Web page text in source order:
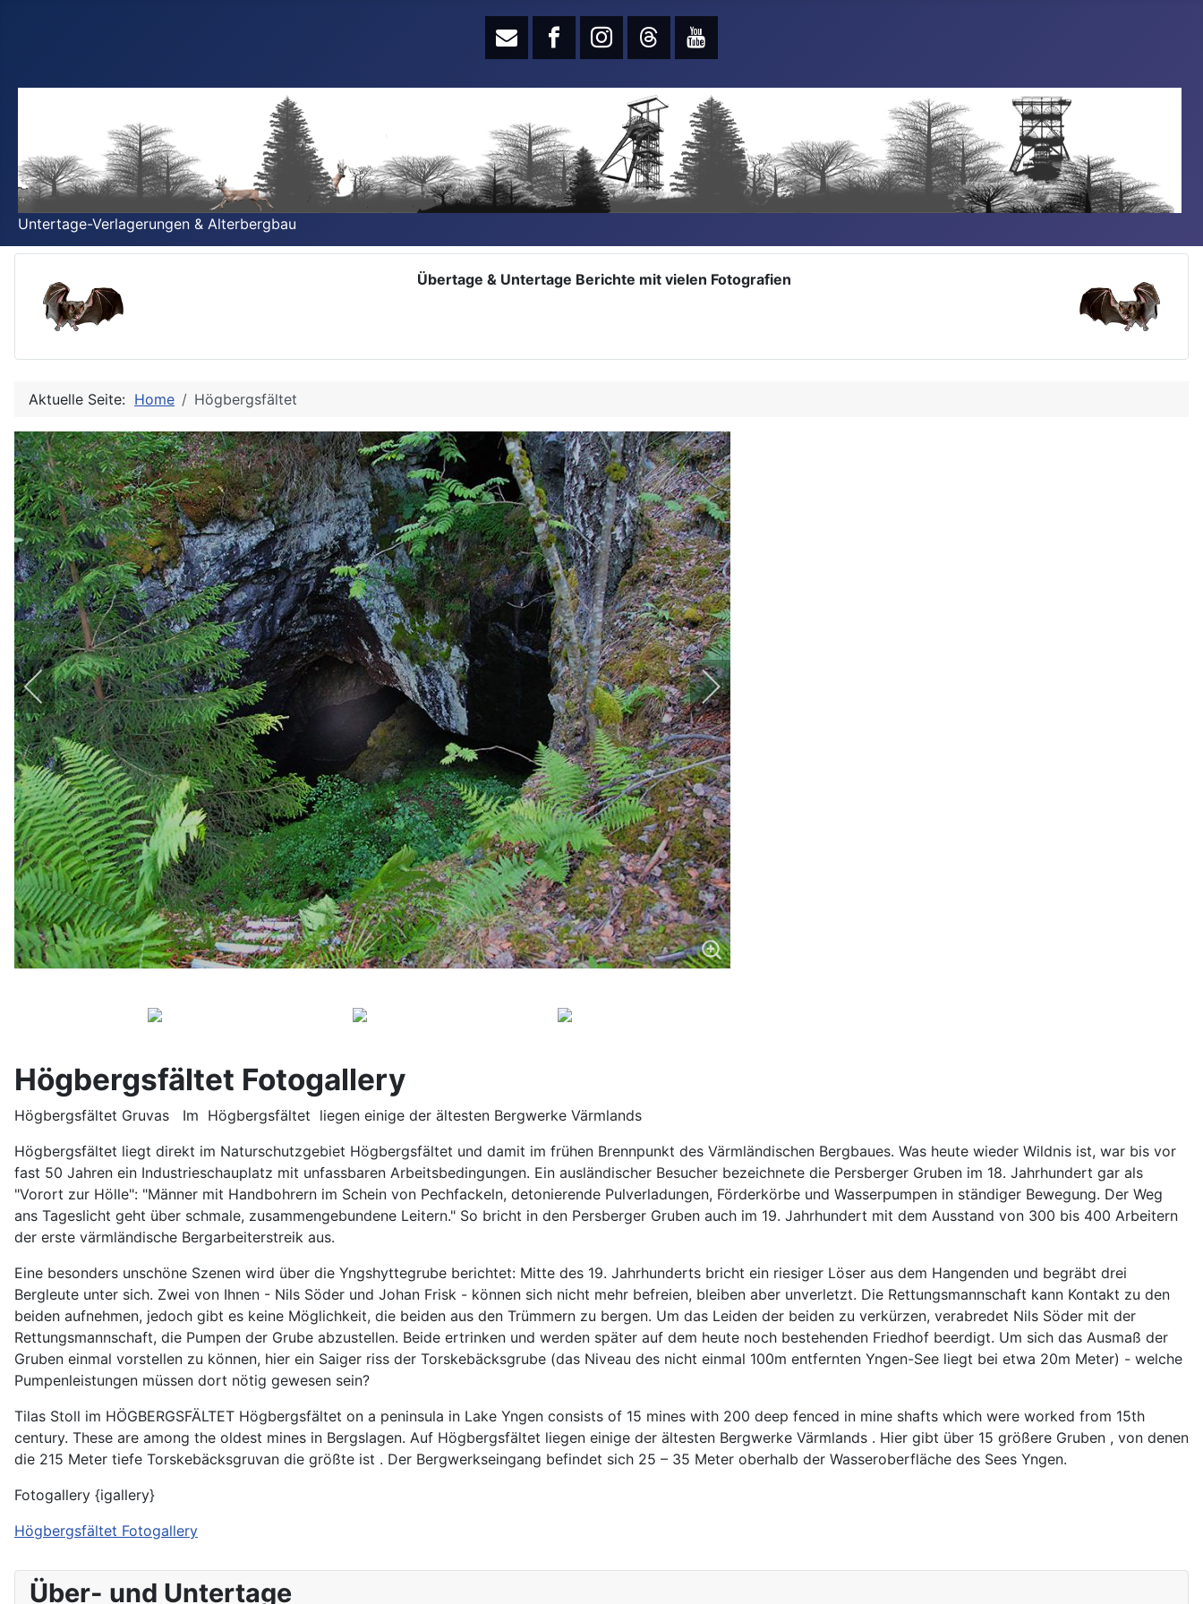
Untertage-Verlagerungen & Alterbergbau
Übertage & Untertage Berichte mit vielen Fotografien
Aktuelle Seite: Home Högbergsfältet
Högbergsfältet Fotogallery
Högbergsfältet Gruvas Im Högbergsfältet liegen einige der ältesten Bergwerke Värmlands
Högbergsfältet liegt direkt im Naturschutzgebiet Högbergsfältet und damit im frühen Brennpunkt des Värmländischen Bergbaues. Was heute wieder Wildnis ist, war bis vor
fast 50 Jahren ein Industrieschauplatz mit unfassbaren Arbeitsbedingungen. Ein ausländischer Besucher bezeichnete die Persberger Gruben im 18. Jahrhundert gar als
"Vorort zur Hölle": "Männer mit Handbohrern im Schein von Pechfackeln, detonierende Pulverladungen, Förderkörbe und Wasserpumpen in ständiger Bewegung. Der Weg
ans Tageslicht geht über schmale, zusammengebundene Leitern." So bricht in den Persberger Gruben auch im 19. Jahrhundert mit dem Ausstand von 300 bis 400 Arbeitern
der erste värmländische Bergarbeiterstreik aus.
Eine besonders unschöne Szenen wird über die Yngshyttegrube berichtet: Mitte des 19. Jahrhunderts bricht ein riesiger Löser aus dem Hangenden und begräbt drei
Bergleute unter sich. Zwei von Ihnen - Nils Söder und Johan Frisk - können sich nicht mehr befreien, bleiben aber unverletzt. Die Rettungsmannschaft kann Kontakt zu den
beiden aufnehmen, jedoch gibt es keine Möglichkeit, die beiden aus den Trümmern zu bergen. Um das Leiden der beiden zu verkürzen, verabredet Nils Söder mit der
Rettungsmannschaft, die Pumpen der Grube abzustellen. Beide ertrinken und werden später auf dem heute noch bestehenden Friedhof beerdigt. Um sich das Ausmaß der
Gruben einmal vorstellen zu können, hier ein Saiger riss der Torskebäcksgrube (das Niveau des nicht einmal 100m entfernten Yngen-See liegt bei etwa 20m Meter) - welche
Pumpenleistungen müssen dort nötig gewesen sein?
Tilas Stoll im HÖGBERGSFÄLTET Högbergsfältet on a peninsula in Lake Yngen consists of 15 mines with 200 deep fenced in mine shafts which were worked from 15th
century. These are among the oldest mines in Bergslagen. Auf Högbergsfältet liegen einige der ältesten Bergwerke Värmlands . Hier gibt über 15 größere Gruben , von denen
die 215 Meter tiefe Torskebäcksgruvan die größte ist . Der Bergwerkseingang befindet sich 25 – 35 Meter oberhalb der Wasseroberfläche des Sees Yngen.
Fotogallery {igallery}
Högbergsfältet Fotogallery
Über- und Untertage